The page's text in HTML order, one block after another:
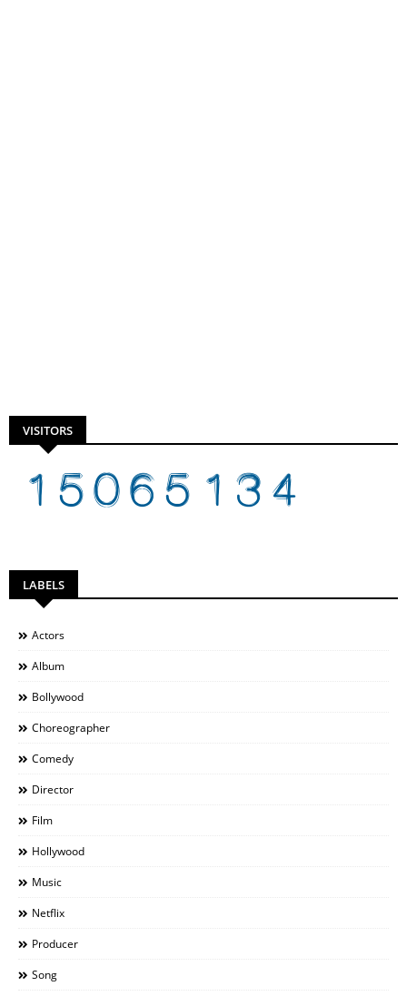
VISITORS
LABELS
Actors
Album
Bollywood
Choreographer
Comedy
Director
Film
Hollywood
Music
Netflix
Producer
Song